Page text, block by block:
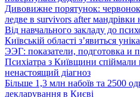
Дивовижне порятунок:
ледве в survivors after мандрівки
Від навчального закладу до
Київській області з’явиться
ЭЭГ: показатели, подготовка и
Психіатра з Київщини спіймали
ненастоящий діагноз
Більше 1,3 млн набоїв та 2500
декларування в Києві